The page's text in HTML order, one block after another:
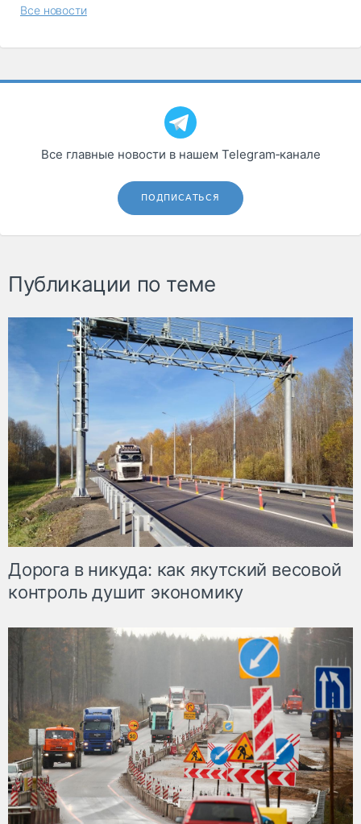
Все новости
Все главные новости в нашем Telegram‑канале
ПОДПИСАТЬСЯ
Публикации по теме
Дорога в никуда: как якутский весовой
контроль душит экономику